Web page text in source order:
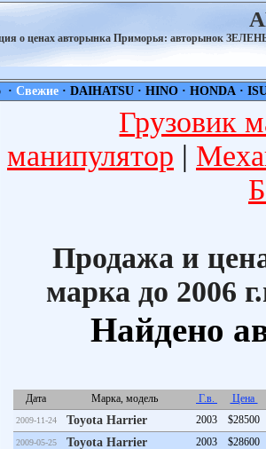
о ценах авторынка Приморья: авторынок
·Свежие ·DAIHATSU ·HINO ·HONDA ·
Грузовик
манипулятор |
Продажа и
марка до 2006
Найдено
Дата Марка, модель Г.в. Цена
2009-11-24 Toyota Harrier 2003 $28500
2009-05-25 Toyota Harrier 2003 $28600